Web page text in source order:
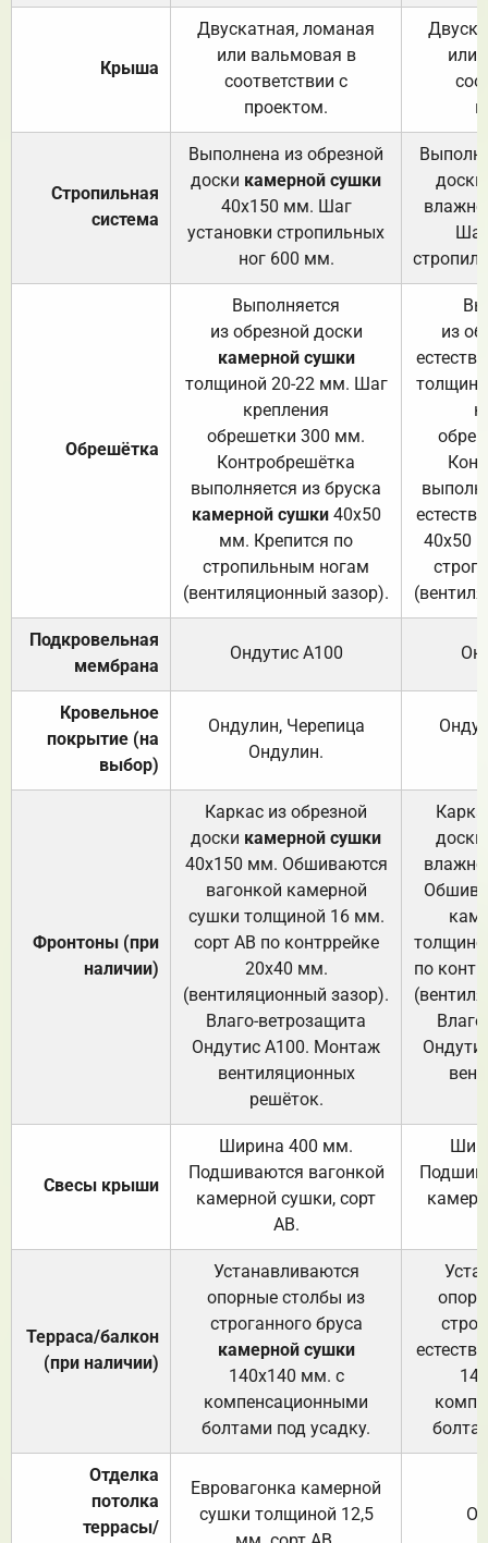
Крыша
Двускатная, ломаная
или вальмовая в
соответствии с
проектом.
или
Стропильная
система
Выполнена из обрезной
доски камерной сушки
40х150 мм. Шаг
установки стропильных
ног 600 мм.
доски
Обрешётка
Выполняется
из обрезной доски
камерной сушки
толщиной 20-22 мм. Шаг
крепления
обрешетки 300 мм.
Контробрешётка
выполняется из бруска
камерной сушки40х50
мм. Крепится по
стропильным ногам
(вентиляционный зазор).
из
40х50
Подкровельная
мембрана
Ондутис А100
Кровельное
покрытие (на
выбор)
Ондулин, Черепица
Ондулин.
Фронтоны (при
наличии)
Каркас из обрезной
доски камерной сушки
40х150 мм. Обшиваются
вагонкой камерной
сушки толщиной 16 мм.
сорт АВ по контррейке
20х40 мм.
(вентиляционный зазор).
Влаго-ветрозащита
Ондутис А100. Монтаж
вентиляционных
решёток.
доски
по
Свесы крыши
Ширина 400 мм.
Подшиваются вагонкой
камерной сушки, сорт
АВ.
Терраса/балкон
(при наличии)
Устанавливаются
опорные столбы из
строганного бруса
камерной сушки
140х140 мм. с
компенсационными
болтами под усадку.
Отделка
потолка
террасы/
Евровагонка камерной
сушки толщиной 12,5